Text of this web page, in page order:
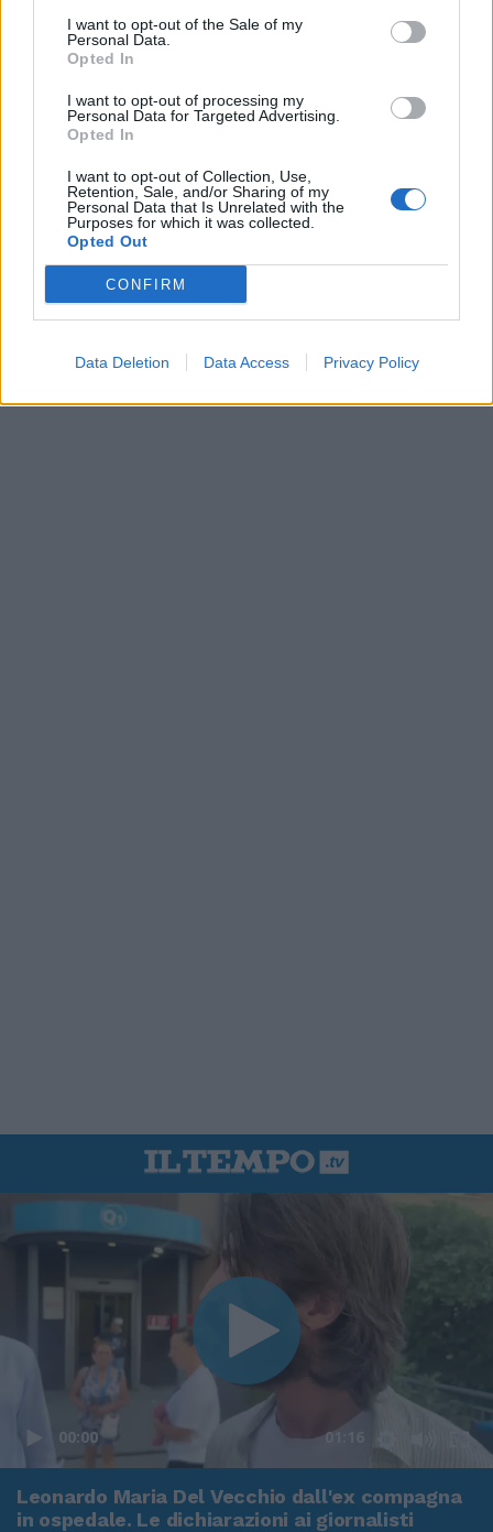
I want to opt-out of the Sale of my
Personal Data.
Opted In
I want to opt-out of processing my
Personal Data for Targeted Advertising.
Opted In
I want to opt-out of Collection, Use,
Retention, Sale, and/or Sharing of my
Personal Data that Is Unrelated with the
Purposes for which it was collected.
Opted Out
CONFIRM
Data Deletion Data Access Privacy Policy
In evidenza
00:00 01:16
Leonardo Maria Del Vecchio dall'ex compagna
in ospedale. Le dichiarazioni ai giornalisti